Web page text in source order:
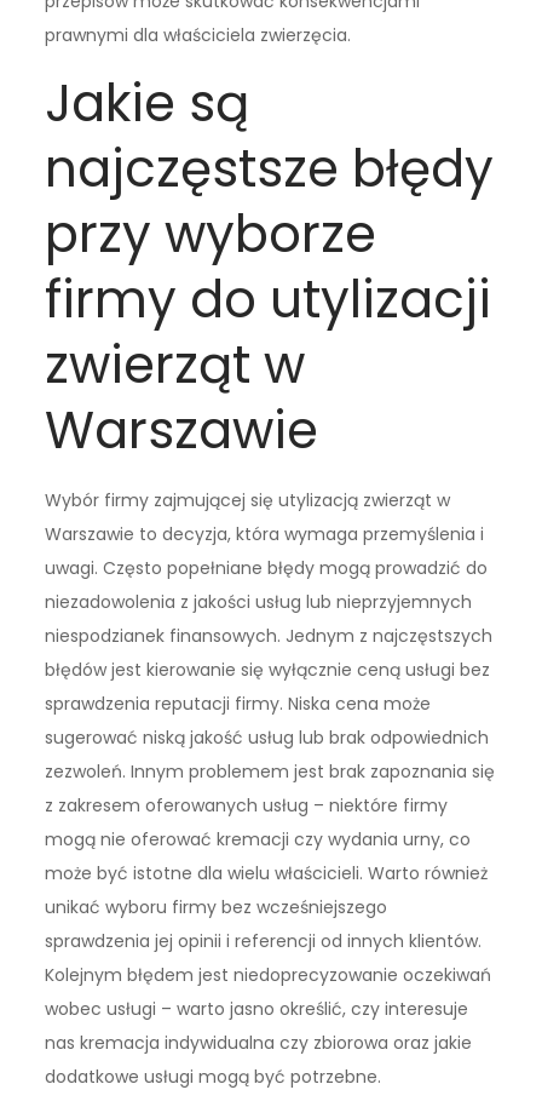
prawnymi dla właściciela zwierzęcia.
Jakie są
najczęstsze błędy
przy wyborze
firmy do utylizacji
zwierząt w
Warszawie
Wybór firmy zajmującej się utylizacją zwierząt w
Warszawie to decyzja, która wymaga przemyślenia i
uwagi. Często popełniane błędy mogą prowadzić do
niezadowolenia z jakości usług lub nieprzyjemnych
niespodzianek finansowych. Jednym z najczęstszych
błędów jest kierowanie się wyłącznie ceną usługi bez
sprawdzenia reputacji firmy. Niska cena może
sugerować niską jakość usług lub brak odpowiednich
zezwoleń. Innym problemem jest brak zapoznania się
z zakresem oferowanych usług – niektóre firmy
mogą nie oferować kremacji czy wydania urny, co
może być istotne dla wielu właścicieli. Warto również
unikać wyboru firmy bez wcześniejszego
sprawdzenia jej opinii i referencji od innych klientów.
Kolejnym błędem jest niedoprecyzowanie oczekiwań
wobec usługi – warto jasno określić, czy interesuje
nas kremacja indywidualna czy zbiorowa oraz jakie
dodatkowe usługi mogą być potrzebne.